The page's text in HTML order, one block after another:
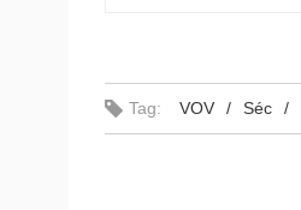
Tag: VOV Séc